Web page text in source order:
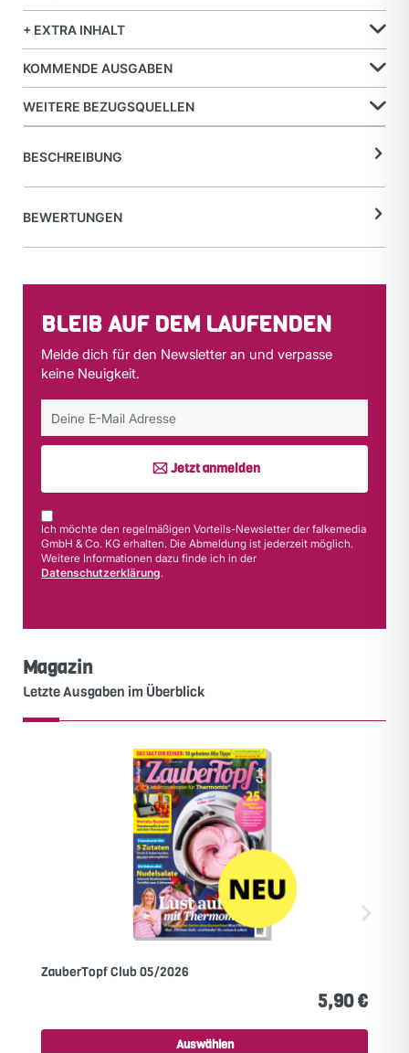
+ EXTRA INHALT
KOMMENDE AUSGABEN
WEITERE BEZUGSQUELLEN
BESCHREIBUNG
BEWERTUNGEN
BLEIB AUF DEM LAUFENDEN
Melde dich für den Newsletter an und verpasse
keine Neuigkeit.
Jetzt anmelden
Ich möchte den regelmäßigen Vorteils-Newsletter der falkemedia
GmbH & Co. KG erhalten. Die Abmeldung ist jederzeit möglich.
Weitere Informationen dazu finde ich in der
Datenschutzerklärung.
Magazin
Letzte Ausgaben im Überblick
ZauberTopf Club 05/2026
5,90 €
Auswählen